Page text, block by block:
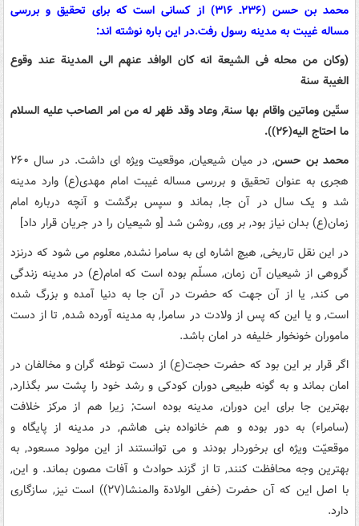
محمد بن حسن (۲۳۶ـ ۳۱۶) از کسانی است که برای تحقیق و بررسی
مساله غیبت به مدینه رسول رفت.در این باره نوشته اند:
(وکان من محله فی الشیعة انه کان الوافد عنهم الی المدینة عند وقوع
الغیبة سنة
ستّین وماتین واقام بها سنة, وعاد وقد ظهر له من امر الصاحب علیه السلام
ما احتاج الیه(۲۶)).
محمد بن حسن
, در میان شیعیان, موقعیت ویژه ای داشت. در سال ۲۶۰
هجری به عنوان تحقیق و بررسی مساله غیبت امام مهدی(ع) وارد مدینه
شد و یک سال در آن جا, بماند و سپس برگشت و آنچه درباره امام
زمان(ع) بدان نیاز بود, بر وی, روشن شد [و شیعیان را در جریان قرار داد]
در این نقل تاریخی, هیچ اشاره ای به سامرا نشده, معلوم می شود که درنزد
گروهی از شیعیان آن زمان, مسلّم بوده است که امام(ع) در مدینه زندگی
می کند, یا از آن جهت که حضرت در آن جا به دنیا آمده و بزرگ شده
است, و یا این که پس از ولادت در سامرا, به مدینه آورده شده, تا از دست
ماموران خونخوار خلیفه در امان باشد.
اگر قرار بر این بود که حضرت حجت(ع) از دست توطئه گران و مخالفان در
امان بماند و به گونه طبیعی دوران کودکی و رشد خود را پشت سر بگذارد,
بهترین جا برای این دوران, مدینه بوده است; زیرا هم از مرکز خلافت
(سامراء) به دور بوده و هم خانواده بنی هاشم, در مدینه از پایگاه و
موقعیّت ویژه ای برخوردار بودند و می توانستند از این مولود مسعود, به
بهترین وجه محافظت کنند, تا از گزند حوادث و آفات مصون بماند. و این,
با اصل این که آن حضرت (خفی الولادة والمنشا(۲۷)) است نیز, سازگاری
دارد.